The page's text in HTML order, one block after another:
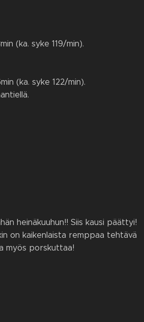
(ka. syke 119/min).
(ka. syke 122/min).
heinäkuuhun!! Siis kausi päättyi!
on kaikenlaista remppaa tehtävä
myös porskuttaa!